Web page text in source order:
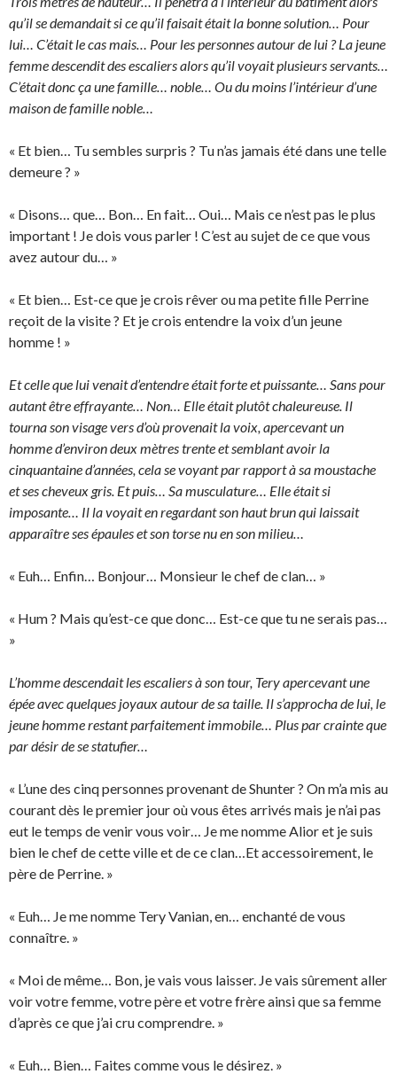
qu’il se demandait si ce qu’il faisait était la bonne solution… Pour
lui… C’était le cas mais… Pour les personnes autour de lui ? La jeune
femme descendit des escaliers alors qu’il voyait plusieurs servants…
C’était donc ça une famille… noble… Ou du moins l’intérieur d’une
maison de famille noble…
« Et bien… Tu sembles surpris ? Tu n’as jamais été dans une telle
demeure ? »
« Disons… que… Bon… En fait… Oui… Mais ce n’est pas le plus
important ! Je dois vous parler ! C’est au sujet de ce que vous
avez autour du… »
« Et bien… Est-ce que je crois rêver ou ma petite fille Perrine
reçoit de la visite ? Et je crois entendre la voix d’un jeune
homme ! »
Et celle que lui venait d’entendre était forte et puissante… Sans pour
autant être effrayante… Non… Elle était plutôt chaleureuse. Il
tourna son visage vers d’où provenait la voix, apercevant un
homme d’environ deux mètres trente et semblant avoir la
cinquantaine d’années, cela se voyant par rapport à sa moustache
et ses cheveux gris. Et puis… Sa musculature… Elle était si
imposante… Il la voyait en regardant son haut brun qui laissait
apparaître ses épaules et son torse nu en son milieu…
« Euh… Enfin… Bonjour… Monsieur le chef de clan… »
« Hum ? Mais qu’est-ce que donc… Est-ce que tu ne serais pas…
»
L’homme descendait les escaliers à son tour, Tery apercevant une
épée avec quelques joyaux autour de sa taille. Il s’approcha de lui, le
jeune homme restant parfaitement immobile… Plus par crainte que
par désir de se statufier…
« L’une des cinq personnes provenant de Shunter ? On m’a mis au
courant dès le premier jour où vous êtes arrivés mais je n’ai pas
eut le temps de venir vous voir… Je me nomme Alior et je suis
bien le chef de cette ville et de ce clan…Et accessoirement, le
père de Perrine. »
« Euh… Je me nomme Tery Vanian, en… enchanté de vous
connaître. »
« Moi de même… Bon, je vais vous laisser. Je vais sûrement aller
voir votre femme, votre père et votre frère ainsi que sa femme
d’après ce que j’ai cru comprendre. »
« Euh… Bien… Faites comme vous le désirez. »